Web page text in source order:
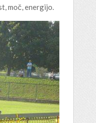
moč, energijo.